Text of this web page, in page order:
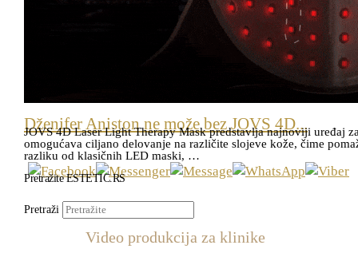
Dženifer Aniston ne može bez JOVS 4D...
JOVS 4D Laser Light Therapy Mask predstavlja najnoviji uređaj
omogućava ciljano delovanje na različite slojeve kože, čime
razliku od klasičnih LED maski, …
Pretražite ESTETIC.RS
Pretraži
Video produkcija za klinike